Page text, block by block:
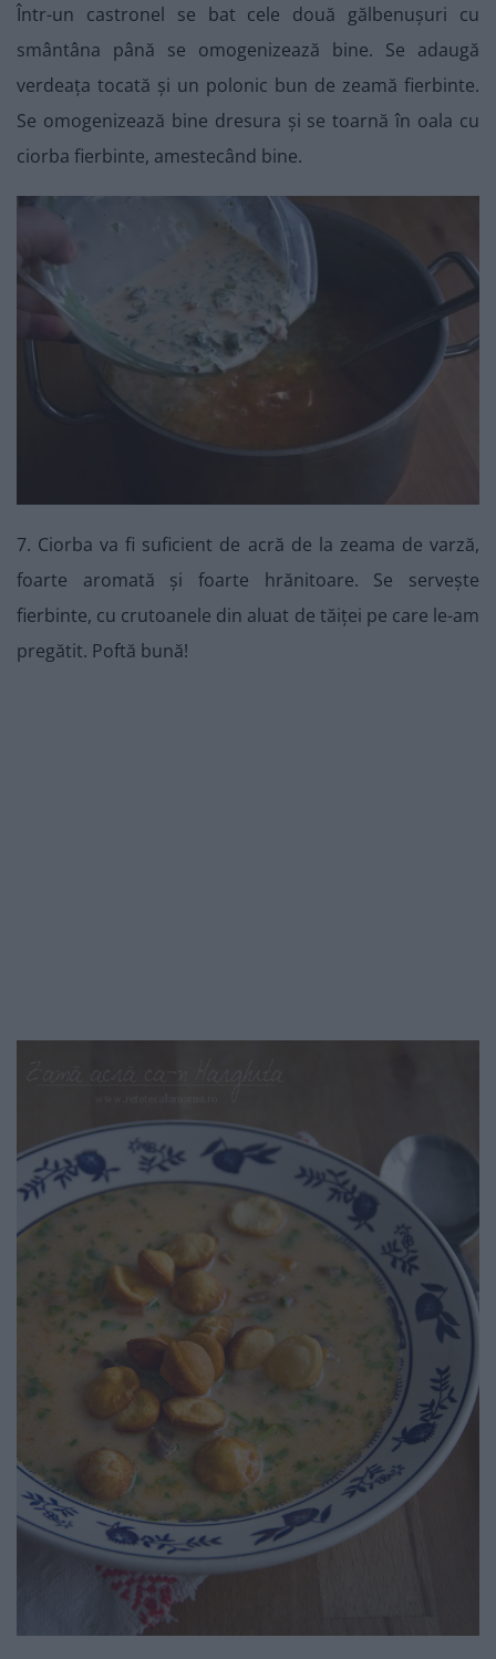
Într-un castronel se bat cele două gălbenușuri cu
smântâna până se omogenizează bine. Se adaugă
verdeața tocată și un polonic bun de zeamă fierbinte.
Se omogenizează bine dresura și se toarnă în oala cu
ciorba fierbinte, amestecând bine.
7. Ciorba va fi suficient de acră de la zeama de varză,
foarte aromată și foarte hrănitoare. Se servește
fierbinte, cu crutoanele din aluat de tăiței pe care le-am
pregătit. Poftă bună!